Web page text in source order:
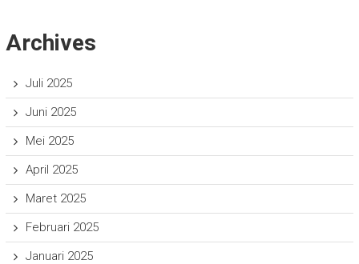
Archives
Juli 2025
Juni 2025
Mei 2025
April 2025
Maret 2025
Februari 2025
Januari 2025